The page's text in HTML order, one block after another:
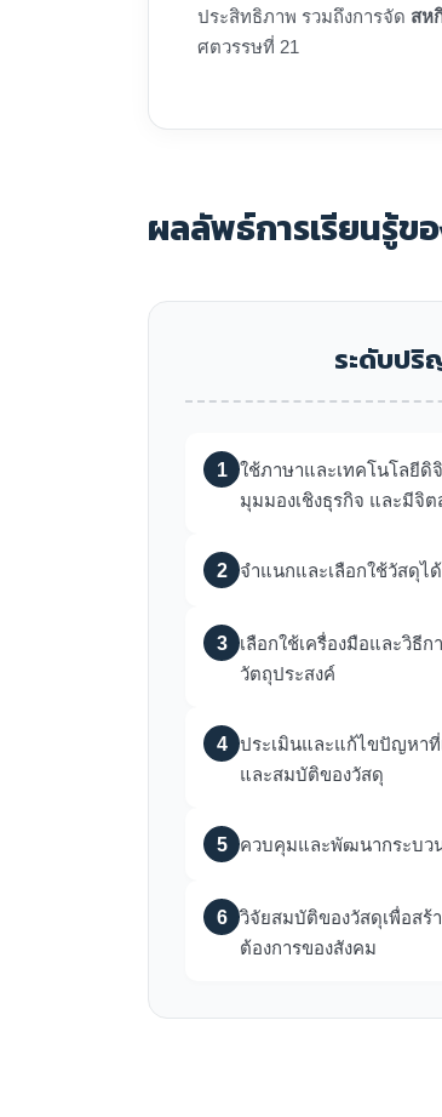
ประสิทธิภาพ รวมถึงการจัด สห
ศตวรรษที่ 21
ผลลัพธ์การเรียนรู้ข
ระดับป
1
ใช้ภาษาและเทคโนโลยีดิ
มุมมองเชิงธุรกิจ และมีจิ
2 จำแนกและเลือกใช้วัสดุไ
3
เลือกใช้เครื่องมือและวิธี
วัตถุประสงค์
4
ประเมินและแก้ไขปัญหาที่
และสมบัติของวัสดุ
5 ควบคุมและพัฒนากระบว
6
วิจัยสมบัติของวัสดุเพื่อส
ต้องการของสังคม